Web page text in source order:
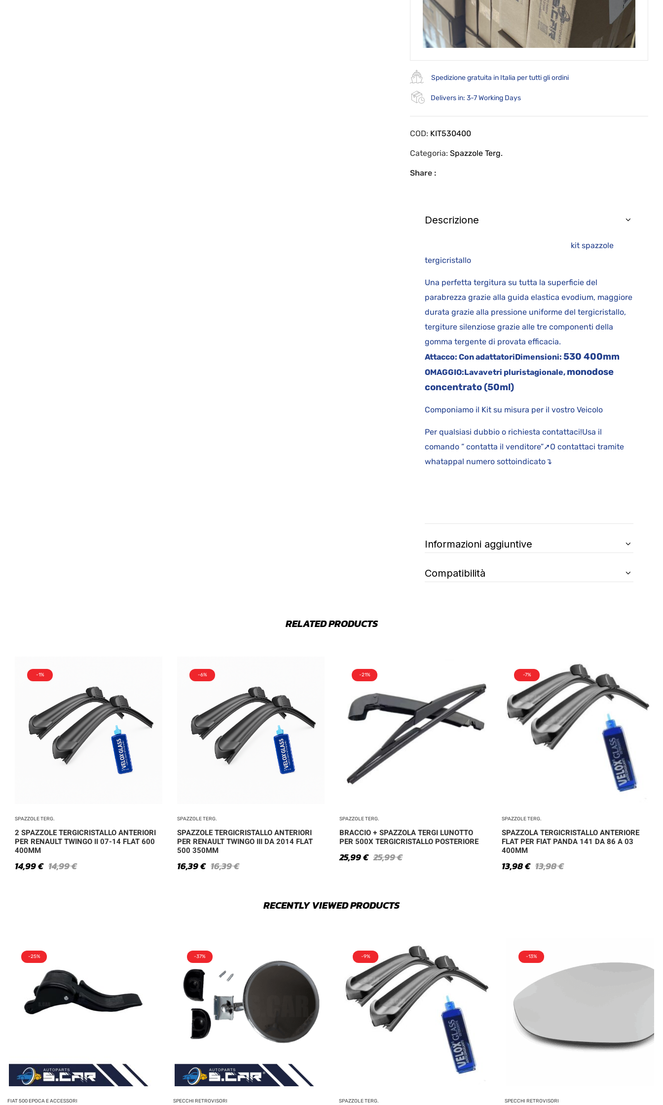
Spedizione gratuita in Italia per tutti gli ordini
Delivers in: 3-7 Working Days
COD: KIT530400
Categoria:Spazzole Terg.
Share :
Descrizione
kit spazzole
tergicristallo
Una perfetta tergitura su tutta la superficie del
parabrezza grazie alla guida elastica evodium, maggiore
durata grazie alla pressione uniforme del tergicristallo,
tergiture silenziose grazie alle tre componenti della
gomma tergente di provata efficacia.
Attacco:Con adattatoriDimensioni:530 400mm
OMAGGIO:Lavavetri pluristagionale, monodose
concentrato (50ml)
Componiamo il Kit su misura per il vostro Veicolo
Per qualsiasi dubbio o richiesta contattaci!Usa il
comando ” contatta il venditore”➚O contattaci tramite
whatappal numero sottoindicato↴
Informazioni aggiuntive
Compatibilità
RELATED PRODUCTS
-1%
SPAZZOLE TERG.
2 SPAZZOLE TERGICRISTALLO ANTERIORI
PER RENAULT TWINGO II 07-14 FLAT 600
400MM
14,99€
14,99€
-6%
SPAZZOLE TERG.
SPAZZOLE TERGICRISTALLO ANTERIORI
PER RENAULT TWINGO III DA 2014 FLAT
500 350MM
16,39€
16,39€
-21%
SPAZZOLE TERG.
BRACCIO + SPAZZOLA TERGI LUNOTTO
PER 500X TERGICRISTALLO POSTERIORE
25,99€
25,99€
-7%
SPAZZOLE TERG.
SPAZZOLA TERGICRISTALLO ANTERIORE
FLAT PER FIAT PANDA 141 DA 86 A 03
400MM
13,98€
13,98€
RECENTLY VIEWED PRODUCTS
-25%
FIAT 500 EPOCA E ACCESSORI
-37%
SPECCHI RETROVISORI
-9%
SPAZZOLE TERG.
-13%
SPECCHI RETROVISORI